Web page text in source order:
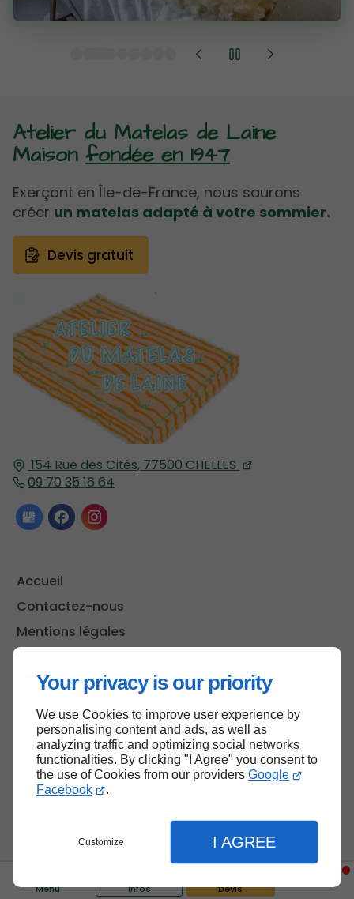
Your privacy is our priority
We use Cookies to improve user experience by
personalising content and ads, as well as
analyzing traffic and optimizing social networks
functionalities. By clicking "I Agree" you consent to
the use of Cookies from our providers Google
Facebook
.
Customize I AGREE
Menu Infos Devis
154 Rue des Cités, 77500 CHELLES
09 70 35 16 64
Accueil
Contactez-nous
Mentions légales
Atelier du Matelas de Laine
Maison fondée en 1947
Exerçant en Île-de-France, nous saurons
créer un matelas adapté à votre sommier.
Devis gratuit
Haut de page